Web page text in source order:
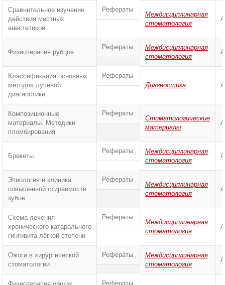
Сравнительное изучение
действия местных
анестетиков
Рефераты
Междисциплинарная
стоматология
Физиотерапия рубцов
Рефераты
Междисциплинарная
стоматология
Классификация основных
методов лучевой
диагностики
Рефераты
Диагностика
Композиционные
материалы. Методики
пломбирования
Рефераты
Стоматологические
материалы
Брекеты
Рефераты
Междисциплинарная
стоматология
Этиология и клиника
повышенной стираемости
зубов
Рефераты
Междисциплинарная
стоматология
Схема лечения
хронического катарального
гингивита лёгкой степени
Рефераты
Междисциплинарная
стоматология
Ожоги в хирургической
стоматологии
Рефераты
Междисциплинарная
стоматология
Рефераты